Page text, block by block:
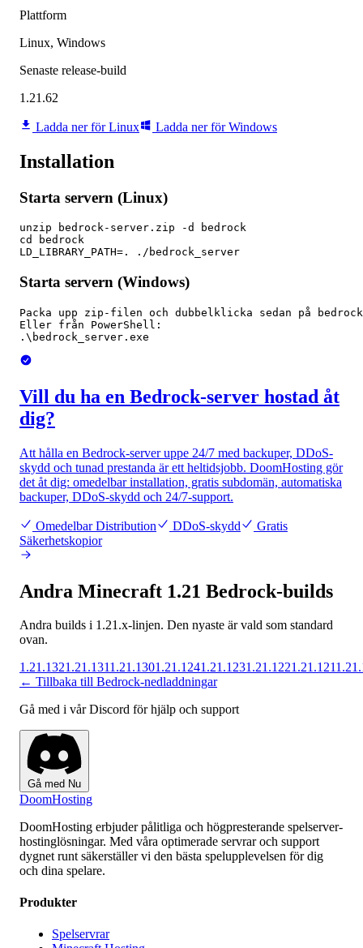
Plattform
Linux, Windows
Senaste release-build
1.21.62
Ladda ner för Linux Ladda ner för Windows
Installation
Starta servern (Linux)
unzip bedrock-server.zip -d bedrock
cd bedrock
LD_LIBRARY_PATH=. ./bedrock_server
Starta servern (Windows)
Packa upp zip-filen och dubbelklicka sedan på
Eller från PowerShell:
.\bedrock_server.exe
Vill du ha en Bedrock-server hostad åt
dig?
Att hålla en Bedrock-server uppe 24/7 med backuper, DDoS-
skydd och tunad prestanda är ett heltidsjobb. DoomHosting gör
det åt dig: omedelbar installation, gratis subdomän, automatiska
backuper, DDoS-skydd och 24/7-support.
Omedelbar Distribution DDoS-skydd
Gratis
Säkerhetskopior
Andra Minecraft 1.21 Bedrock-builds
Andra builds i 1.21.x-linjen. Den nyaste är vald som standard
ovan.
1.21.1321.21.1311.21.1301.21.1241.21.1231.21.1221.21.121
← Tillbaka till Bedrock-nedladdningar
Gå med i vår Discord för hjälp och support
Gå med Nu
DoomHosting
DoomHosting erbjuder pålitliga och högpresterande spelserver-
hostinglösningar. Med våra optimerade servrar och support
dygnet runt säkerställer vi den bästa spelupplevelsen för dig
och dina spelare.
Produkter
Spelservrar